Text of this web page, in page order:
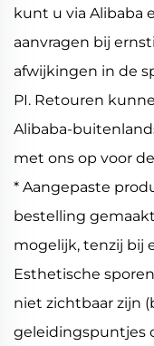
kunt u via Alibaba
aanvragen bij
afwijkingen in de
PI. Retouren
Alibaba-
met ons op voor
* Aangepaste
bestelling
mogelijk, tenzij bij
Esthetische
niet zichtbaar zijn
geleidingspuntjes